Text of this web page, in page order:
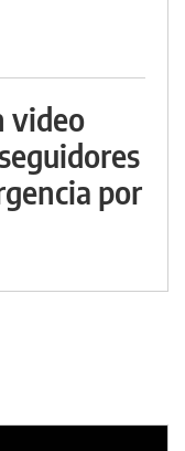
video
por